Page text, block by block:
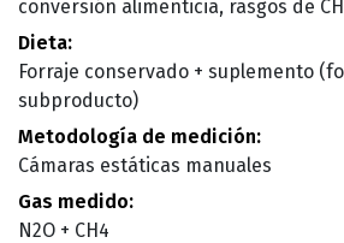
conversión alimenticia, rasgos de
Dieta:
Forraje conservado + suplemento
subproducto)
Metodología de medición:
Cámaras estáticas manuales
Gas medido:
N2O + CH4